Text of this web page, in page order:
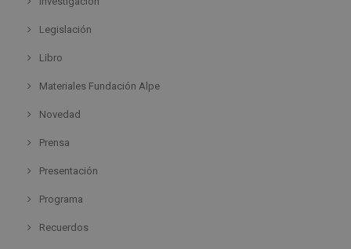
Legislación
Libro
Materiales Fundación Alpe
Novedad
Prensa
Presentación
Programa
Recuerdos